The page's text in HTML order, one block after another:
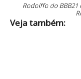
Rodolffo do BBB21
Veja também: